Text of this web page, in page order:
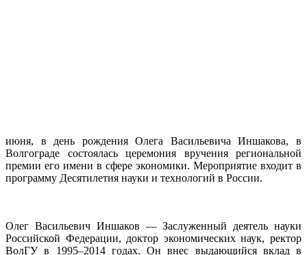
июня, в день рождения Олега Васильевича Иншакова, в
Волгограде состоялась церемония вручения региональной
премии его имени в сфере экономики. Мероприятие входит в
программу Десятилетия науки и технологий в России.
Олег Васильевич Иншаков — Заслуженный деятель науки
Российской Федерации, доктор экономических наук, ректор
ВолГУ в 1995–2014 годах. Он внес выдающийся вклад в